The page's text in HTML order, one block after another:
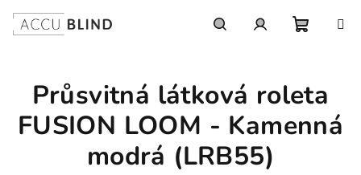
Průsvitná látková roleta
FUSION LOOM - Kamenná
modrá (LRB55)